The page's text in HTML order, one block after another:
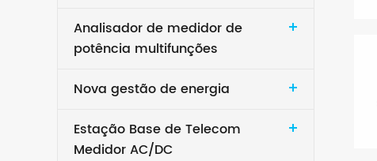
Analisador de medidor de
potência multifunções
Nova gestão de energia
Estação Base de Telecom
Medidor AC/DC